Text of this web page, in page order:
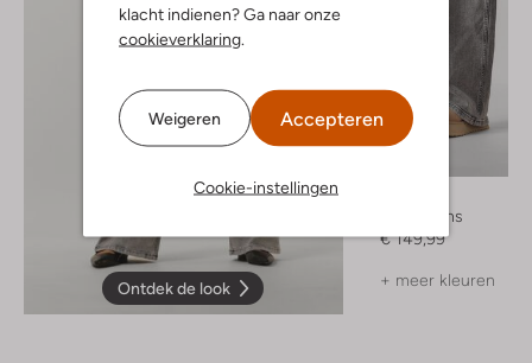
klacht indienen? Ga naar onze
cookieverklaring.
Weigeren Accepteren
Cookie-instellingen
Ontdek de look
Wide jeans
€ 149,99
+ meer kleuren